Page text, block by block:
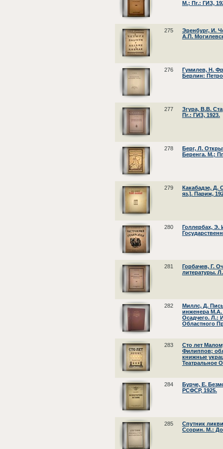
М.; Пг.: ГИЗ,
275
Эренбург, И.
А.П.
276
Гумилев, Н.
Берлин:
277
Згура, В.В.
Пг.: ГИЗ, 1923.
278
Берг, Л.
Беренга. М.;
279
Какабадзе, Д.
яз.]. Париж,
280
Голлербах, Э.
281
Горбачев, Г.
литературы.
282
Миллс, Д.
инженера
Осадчего. Л.:
Областного
283
Сто лет
Филиппов;
книжные
Театральное
284
Бурче, Е.
РСФСР, 1925.
285
Спутник
Ссорин. М.: